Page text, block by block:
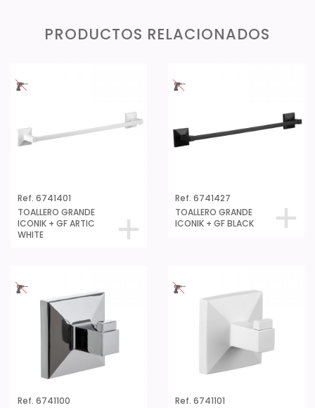
PRODUCTOS RELACIONADOS
Ref. 6741401
TOALLERO GRANDE
ICONIK + GF ARTIC
WHITE
Ref. 6741427
TOALLERO GRANDE
ICONIK + GF BLACK
Ref. 6741100 Ref. 6741101